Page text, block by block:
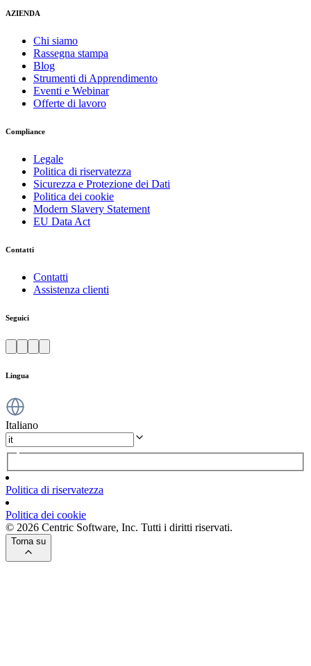
AZIENDA
Chi siamo
Rassegna stampa
Blog
Strumenti di Apprendimento
Eventi e Webinar
Offerte di lavoro
Compliance
Legale
Politica di riservatezza
Sicurezza e Protezione dei Dati
Politica dei cookie
Modern Slavery Statement
EU Data Act
Contatti
Contatti
Assistenza clienti
Seguici
Lingua
Italiano
Politica di riservatezza
Politica dei cookie
© 2026 Centric Software, Inc. Tutti i diritti riservati.
Torna su